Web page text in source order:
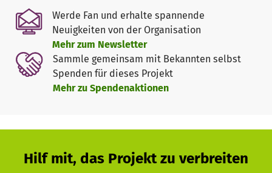
beeindruckenden Auftritt einer schwer arbeitenden
Dampflokomotive, durch tonnenschweren Stahl, durch
Feuer, Wasser, Dampf und donnernden Auspuffschlag,
kann die Begeisterung für anfassbare, nachvollziehbare
und nachhaltige Ingenieurskunst besser geweckt werden?
Hinter der Idee und dem Projekt stehen Menschen mit
unterschiedlichstem Lebenslauf, die Motivation für
Werde Fan und erhalte spannende
Neuigkeiten von der Organisation
Mehr zum Newsletter
Sammle gemeinsam mit Bekannten selbst
Spenden für dieses Projekt
Mehr zu Spendenaktionen
Hilf mit, das Projekt zu verbreiten